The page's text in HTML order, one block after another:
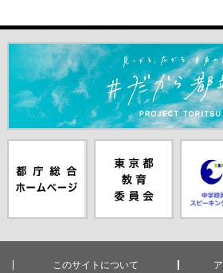
＃だから都立高（別ウインドウが開
ムページ（別
ウインドウが
員会（別ウイ
ンドウが開き
ピーキ
スト（
ンドウ
このサイトについて